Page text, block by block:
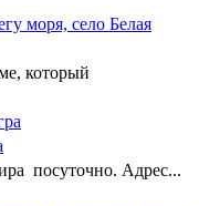
моря, село Белая
который
посуточно. Адрес...